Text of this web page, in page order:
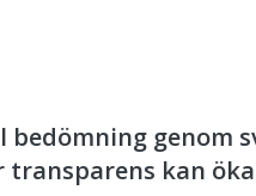
bedömning genom
kan